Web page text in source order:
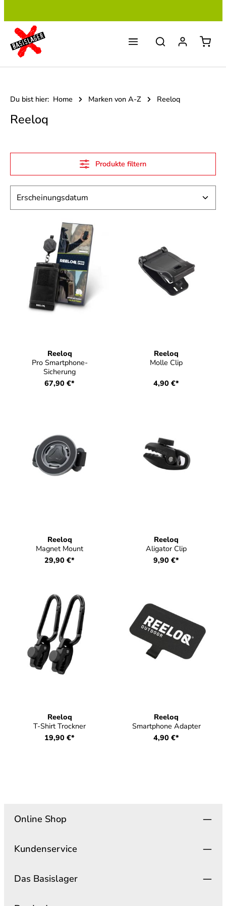
Du bist hier: Home Marken von A-Z Reeloq
Reeloq
Produkte filtern
Reeloq
Pro Smartphone-
Sicherung
67,90 €*
Reeloq
Molle Clip
4,90 €*
Reeloq
Magnet Mount
29,90 €*
Reeloq
Aligator Clip
9,90 €*
Reeloq
T-Shirt Trockner
19,90 €*
Reeloq
Smartphone Adapter
4,90 €*
Online Shop
Kundenservice
Das Basislager